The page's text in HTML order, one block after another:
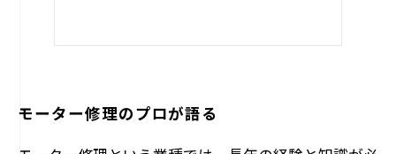
モーター修理のプロが語る